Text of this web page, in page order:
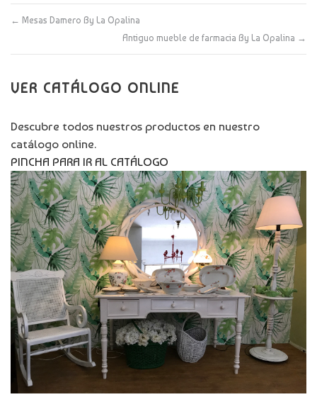
← Mesas Damero By La Opalina
Antiguo mueble de farmacia By La Opalina →
VER CATÁLOGO ONLINE
Descubre todos nuestros productos en nuestro
catálogo online.
PINCHA PARA IR AL CATÁLOGO